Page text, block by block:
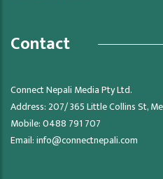
Contact
Connect Nepali Media Pty Ltd.
Address: 207/ 365 Little Collins St,
Mobile: 0488 791 707
Email:info@connectnepali.com